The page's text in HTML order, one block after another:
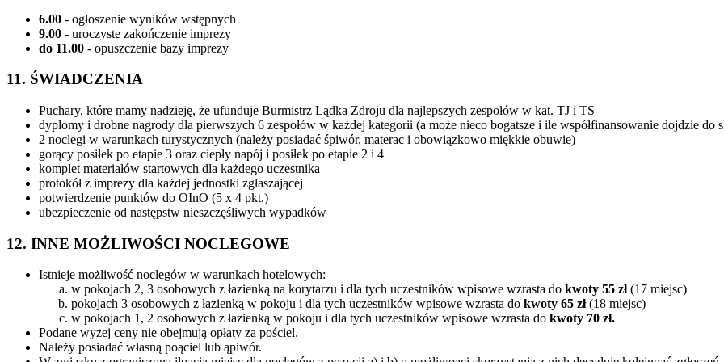
6.00 - ogłoszenie wyników wstępnych
9.00 - uroczyste zakończenie imprezy
do 11.00 - opuszczenie bazy imprezy
11. ŚWIADCZENIA
Puchary, które mamy nadzieję, że ufunduje Burmistrz Lądka Zdroju dla najlepszych zespołów w kat. TJ i TS
dyplomy i drobne nagrody dla pierwszych 6 zespołów w każdej kategorii (a może nieco bogatsze i ile współfinansowanie dojdzie do
2 noclegi w warunkach turystycznych (należy posiadać śpiwór, materac i obowiązkowo miękkie obuwie)
gorący posiłek po etapie 3 oraz ciepły napój i posiłek po etapie 2 i 4
komplet materiałów startowych dla każdego uczestnika
protokół z imprezy dla każdej jednostki zgłaszającej
potwierdzenie punktów do OInO (5 x 4 pkt.)
ubezpieczenie od następstw nieszczęśliwych wypadków
12. INNE MOŻLIWOŚCI NOCLEGOWE
Istnieje możliwość noclegów w warunkach hotelowych:
w pokojach 2, 3 osobowych z łazienką na korytarzu i dla tych uczestników wpisowe wzrasta do kwoty 55 zł(17 miejsc)
pokojach 3 osobowych z łazienką w pokoju i dla tych uczestników wpisowe wzrasta do kwoty 65 zł(18 miejsc)
w pokojach 1, 2 osobowych z łazienką w pokoju i dla tych uczestników wpisowe wzrasta do kwoty 70 zł.
Podane wyżej ceny nie obejmują opłaty za pościel.
Należy posiadać własną poąciel lub ąpiwór.